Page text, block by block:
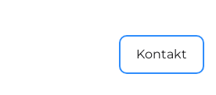
Kontakt